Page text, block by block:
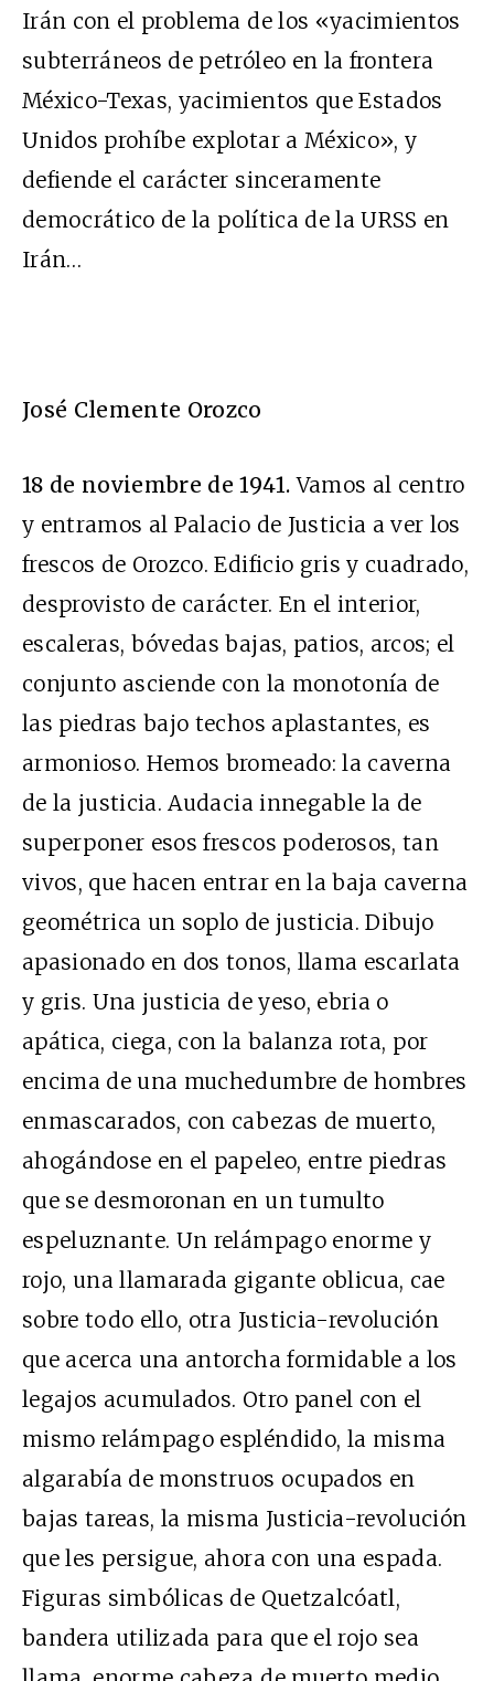
Irán con el problema de los «yacimientos
subterráneos de petróleo en la frontera
México-Texas, yacimientos que Estados
Unidos prohíbe explotar a México», y
defiende el carácter sinceramente
democrático de la política de la URSS en
Irán…
José Clemente Orozco
18 de noviembre de 1941.Vamos al centro
y entramos al Palacio de Justicia a ver los
frescos de Orozco. Edificio gris y cuadrado,
desprovisto de carácter. En el interior,
escaleras, bóvedas bajas, patios, arcos; el
conjunto asciende con la monotonía de
las piedras bajo techos aplastantes, es
armonioso. Hemos bromeado: la caverna
de la justicia. Audacia innegable la de
superponer esos frescos poderosos, tan
vivos, que hacen entrar en la baja caverna
geométrica un soplo de justicia. Dibujo
apasionado en dos tonos, llama escarlata
y gris. Una justicia de yeso, ebria o
apática, ciega, con la balanza rota, por
encima de una muchedumbre de hombres
enmascarados, con cabezas de muerto,
ahogándose en el papeleo, entre piedras
que se desmoronan en un tumulto
espeluznante. Un relámpago enorme y
rojo, una llamarada gigante oblicua, cae
sobre todo ello, otra Justicia-revolución
que acerca una antorcha formidable a los
legajos acumulados. Otro panel con el
mismo relámpago espléndido, la misma
algarabía de monstruos ocupados en
bajas tareas, la misma Justicia-revolución
que les persigue, ahora con una espada.
Figuras simbólicas de Quetzalcóatl,
bandera utilizada para que el rojo sea